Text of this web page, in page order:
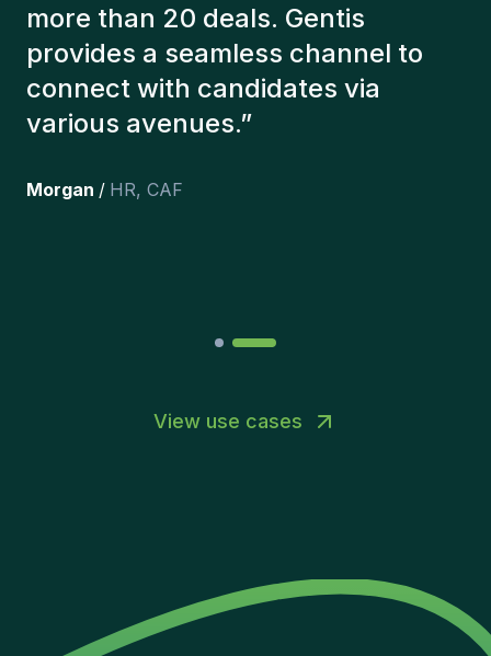
into account in order to present us
with the right candidates. The
people we've recruited are still
here, and personally I'm very
the team. ”
View use cases